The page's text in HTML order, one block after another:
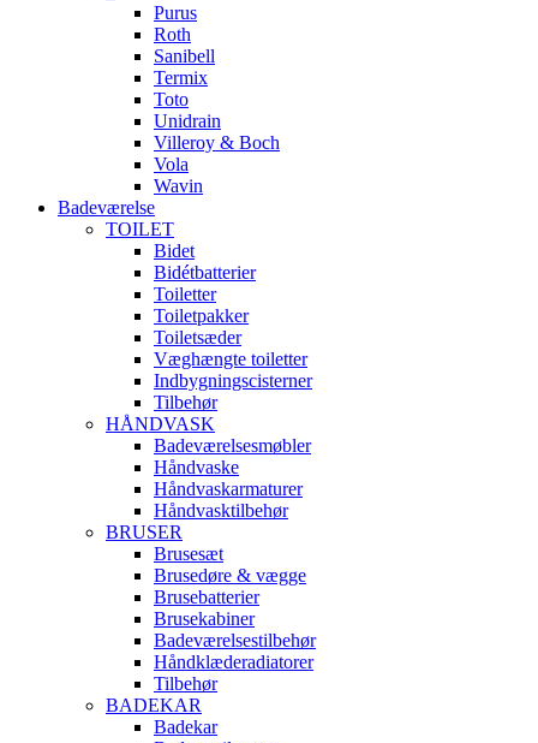
Purus
Roth
Sanibell
Termix
Toto
Unidrain
Villeroy & Boch
Vola
Wavin
Badeværelse
TOILET
Bidet
Bidétbatterier
Toiletter
Toiletpakker
Toiletsæder
Væghængte toiletter
Indbygningscisterner
Tilbehør
HÅNDVASK
Badeværelsesmøbler
Håndvaske
Håndvaskarmaturer
Håndvasktilbehør
BRUSER
Brusesæt
Brusedøre & vægge
Brusebatterier
Brusekabiner
Badeværelsestilbehør
Håndklæderadiatorer
Tilbehør
BADEKAR
Badekar